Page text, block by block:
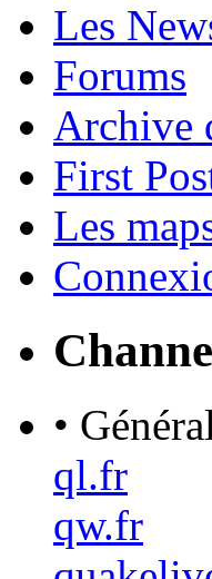
Les
Forums
Archive
First
Les
•
ql.fr
qw.fr